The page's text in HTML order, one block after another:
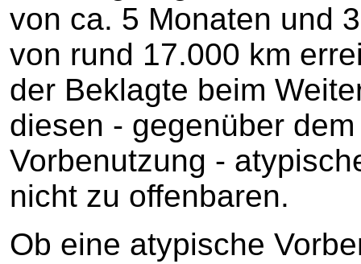
von ca. 5 Monaten und
von rund 17.000 km
der Beklagte beim
diesen - gegenüber
Vorbenutzung -
nicht zu offenbaren.
Ob eine atypische